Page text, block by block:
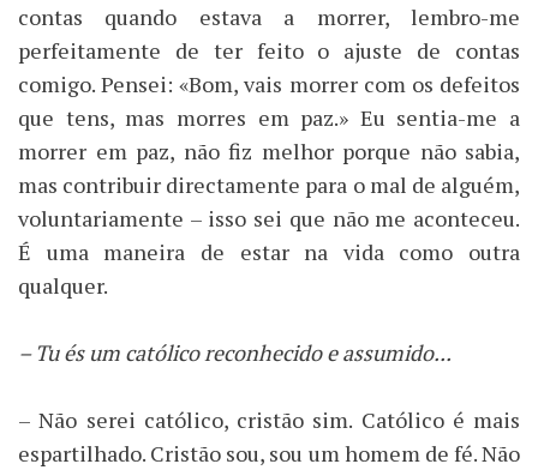
contas quando estava a morrer, lembro-me
perfeitamente de ter feito o ajuste de contas
comigo. Pensei: «Bom, vais morrer com os defeitos
que tens, mas morres em paz.» Eu sentia-me a
morrer em paz, não fiz melhor porque não sabia,
mas contribuir directamente para o mal de alguém,
voluntariamente – isso sei que não me aconteceu.
É uma maneira de estar na vida como outra
qualquer.
– Tu és um católico reconhecido e assumido...
– Não serei católico, cristão sim. Católico é mais
espartilhado. Cristão sou, sou um homem de fé. Não